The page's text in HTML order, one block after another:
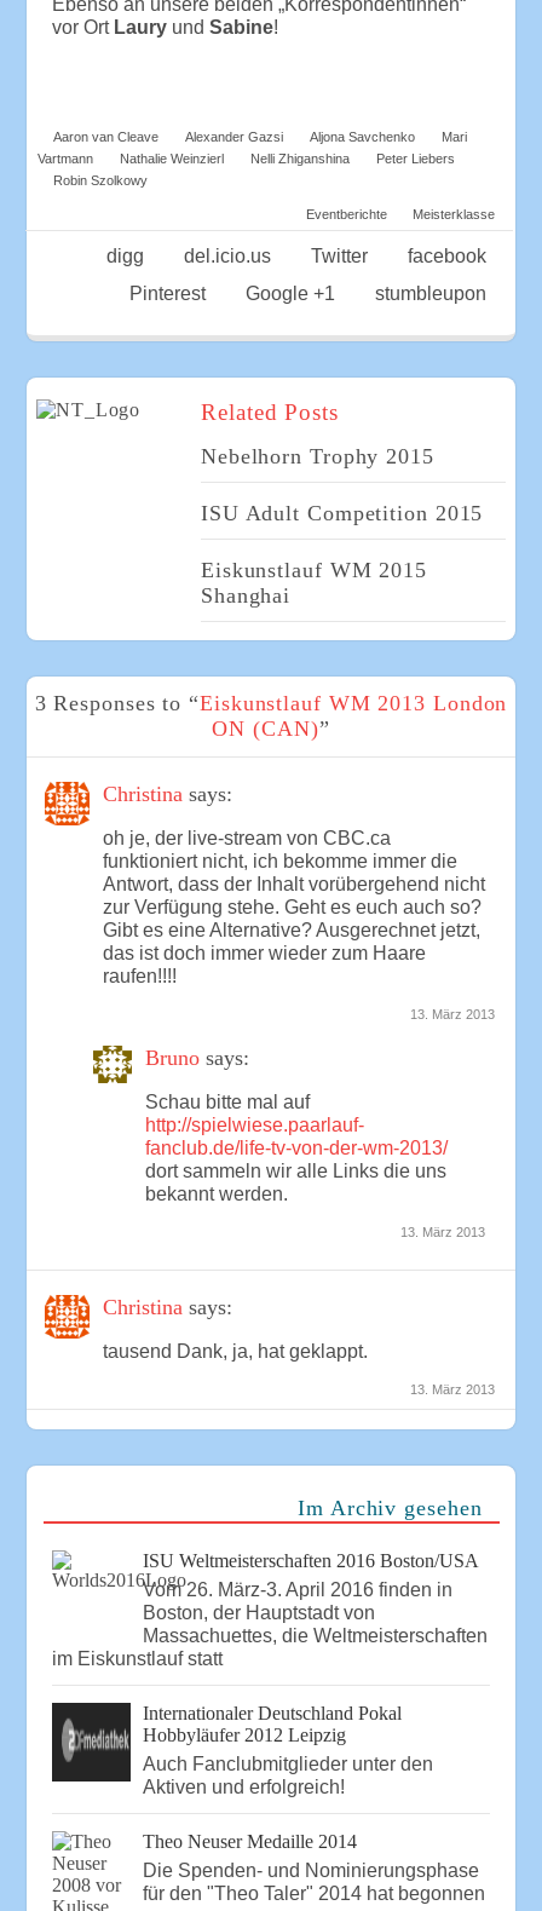
vor Ort Lauryund Sabine!
Aaron van Cleave Alexander Gazsi Aljona Savchenko
Mari
Vartmann
Nathalie Weinzierl Nelli Zhiganshina
Peter Liebers
Robin Szolkowy
Eventberichte Meisterklasse
facebook
Twitter
del.icio.us
digg
stumbleupon
Google +1
Pinterest
Related Posts
Nebelhorn Trophy 2015
ISU Adult Competition 2015
Eiskunstlauf WM 2015
Shanghai
3 Responses to “Eiskunstlauf WM 2013 London
ON (CAN)”
Christinasays:
oh je, der live-stream von CBC.ca
funktioniert nicht, ich bekomme immer die
Antwort, dass der Inhalt vorübergehend nicht
zur Verfügung stehe. Geht es euch auch so?
Gibt es eine Alternative? Ausgerechnet jetzt,
das ist doch immer wieder zum Haare
raufen!!!!
13. März 2013
Bruno says:
Schau bitte mal auf
http://spielwiese.paarlauf-
fanclub.de/life-tv-von-der-wm-2013/
dort sammeln wir alle Links die uns
bekannt werden.
13. März 2013
Christinasays:
tausend Dank, ja, hat geklappt.
13. März 2013
Im Archiv gesehen
ISU Weltmeisterschaften 2016 Boston/USA
Vom 26. März-3. April 2016 finden in
Boston, der Hauptstadt von
Massachuettes, die Weltmeisterschaften
im Eiskunstlauf statt
Internationaler Deutschland Pokal
Hobbyläufer 2012 Leipzig
Auch Fanclubmitglieder unter den
Aktiven und erfolgreich!
Theo Neuser Medaille 2014
Die Spenden- und Nominierungsphase
für den "Theo Taler" 2014 hat begonnen